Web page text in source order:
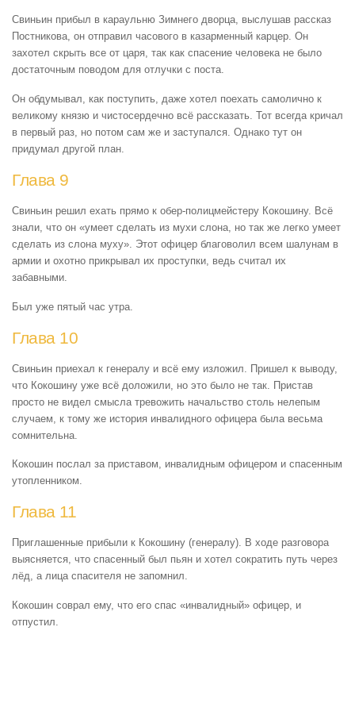
Свиньин прибыл в караульню Зимнего дворца, выслушав рассказ
Постникова, он отправил часового в казарменный карцер. Он
захотел скрыть все от царя, так как спасение человека не было
достаточным поводом для отлучки с поста.
Он обдумывал, как поступить, даже хотел поехать самолично к
великому князю и чистосердечно всё рассказать. Тот всегда кричал
в первый раз, но потом сам же и заступался. Однако тут он
придумал другой план.
Глава 9
Свиньин решил ехать прямо к обер-полицмейстеру Кокошину. Всё
знали, что он «умеет сделать из мухи слона, но так же легко умеет
сделать из слона муху». Этот офицер благоволил всем шалунам в
армии и охотно прикрывал их проступки, ведь считал их
забавными.
Был уже пятый час утра.
Глава 10
Свиньин приехал к генералу и всё ему изложил. Пришел к выводу,
что Кокошину уже всё доложили, но это было не так. Пристав
просто не видел смысла тревожить начальство столь нелепым
случаем, к тому же история инвалидного офицера была весьма
сомнительна.
Кокошин послал за приставом, инвалидным офицером и спасенным
утопленником.
Глава 11
Приглашенные прибыли к Кокошину (генералу). В ходе разговора
выясняется, что спасенный был пьян и хотел сократить путь через
лёд, а лица спасителя не запомнил.
Кокошин соврал ему, что его спас «инвалидный» офицер, и
отпустил.